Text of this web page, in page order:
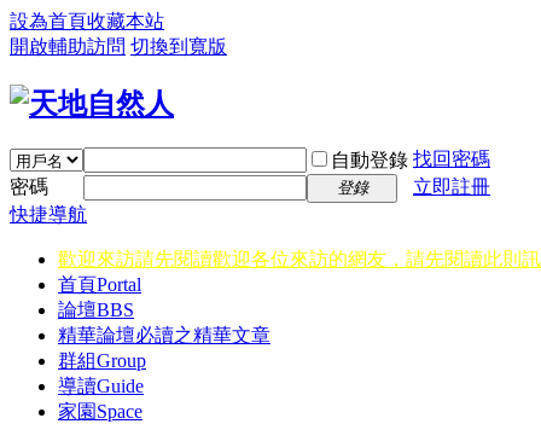
設為首頁收藏本站
開啟輔助訪問 切換到寬版
自動登錄 找回密碼
密碼
登錄
立即註冊
快捷導航
歡迎來訪請先閱讀歡迎各位來訪的網友，請先閱讀此則
首頁Portal
論壇BBS
精華論壇必讀之精華文章
群組Group
導讀Guide
家園 Space